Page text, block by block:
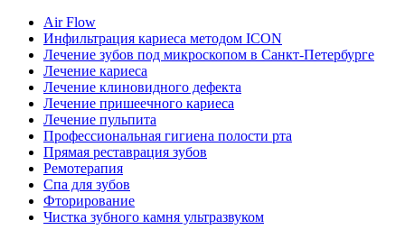
Air Flow
Инфильтрация кариеса методом ICON
Лечение зубов под микроскопом в Санкт-Петербурге
Лечение кариеса
Лечение клиновидного дефекта
Лечение пришеечного кариеса
Лечение пульпита
Профессиональная гигиена полости рта
Прямая реставрация зубов
Ремотерапия
Спа для зубов
Фторирование
Чистка зубного камня ультразвуком